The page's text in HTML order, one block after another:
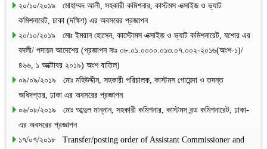
২০/১০/২০১৯ মোহাম্মদ আলী, সহকারী কমিশনার, কাস্টমস এক্সাইজ ও ভ্যাট
কমিশনারেট, ঢাকা (দক্ষিণ) এর অবসরের প্রজ্ঞাপন
২০/১০/২০১৯ মোঃ ইমরান হোসেন, কাস্টোমস এক্সাইজ ও ভ্যাট কমিশনারেট, যশোর এর
বদলী/ পদায়ন আদেশের (প্রজ্ঞাপন নংঃ ০৮.০১.০০০০.০১৩.০৭.০০২-২০১৬(অংশ-১)/
৪৬৬, ১ অক্টোবর ২০১৯) অংশ বাতিল)
০৯/০৯/২০১৯ মোঃ মহিউদ্দীন, সহকারী পরিচালক, কাস্টমস গোয়েন্দা ও তদন্ত
অধিদপ্তর, ঢাকা এর অবসরের প্রজ্ঞাপন
০৬/০৮/২০১৯ মোঃ আব্দুল মান্নান, সহকারী কমিশনার, কাস্টমস বন্ড কমিশনারেট, ঢাকা-
এর অবসরের প্রজ্ঞাপন
১৭/০৭/২০১৮ Transfer/posting order of Assistant Commissioner and